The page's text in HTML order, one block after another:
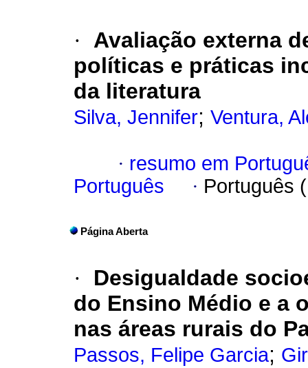
·
Avaliação externa
políticas e práticas
da literatura
Silva, Jennifer; Ventura,
· resumo em
Português
· Português
Página Aberta
·
Desigualdade
do Ensino Médio e a
nas áreas rurais do
Passos, Felipe Garcia;